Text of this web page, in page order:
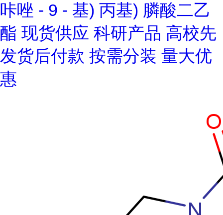
咔唑 - 9 - 基) 丙基) 膦酸二乙
酯 现货供应 科研产品 高校先
发货后付款 按需分装 量大优
惠